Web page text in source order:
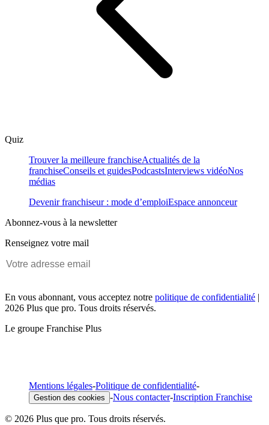
Quiz
Trouver la meilleure franchiseActualités de la
franchiseConseils et guidesPodcastsInterviews vidéoNos
médias
Devenir franchiseur : mode d’emploiEspace annonceur
Abonnez-vous à la newsletter
Renseignez votre mail
En vous abonnant, vous acceptez notre politique de confidentialité |
2026 Plus que pro. Tous droits réservés.
Le groupe Franchise Plus
Mentions légales-Politique de confidentialité-
Gestion des cookies -Nous contacter-Inscription Franchise
© 2026 Plus que pro. Tous droits réservés.